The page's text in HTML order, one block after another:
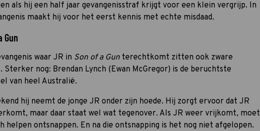
als hij een half jaar gevangenisstraf krijgt voor een klein vergrijp. In
maakt hij voor het eerst kennis met echte misdaad.
Gun
waar JR in Son of a Gun terechtkomt zitten ook zware
Sterker nog: Brendan Lynch (Ewan McGregor) is de beruchtste
van heel Australië.
hij neemt de jonge JR onder zijn hoede. Hij zorgt ervoor dat JR
maar daar staat wel wat tegenover. Als JR weer vrijkomt, moet
helpen ontsnappen. En na die ontsnapping is het nog niet afgelopen.